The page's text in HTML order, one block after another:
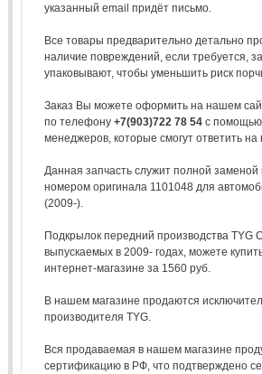
указанный email придёт письмо.
Все товары предварительно детально
наличие повреждений, если требуется,
упаковывают, чтобы уменьшить риск
Заказ Вы можете оформить на нашем
по телефону +7(903)722 78 54с
менеджеров, которые смогут ответить
Данная запчасть служит полной заменой
номером оригинала 1101048 для
(2009-).
Подкрылок передний производства TYG
выпускаемых в 2009- годах, можете
интернет-магазине за 1560 руб.
В нашем магазине продаются
производителя TYG.
Вся продаваемая в нашем магазине
сертификацию в РФ, что подтверждено